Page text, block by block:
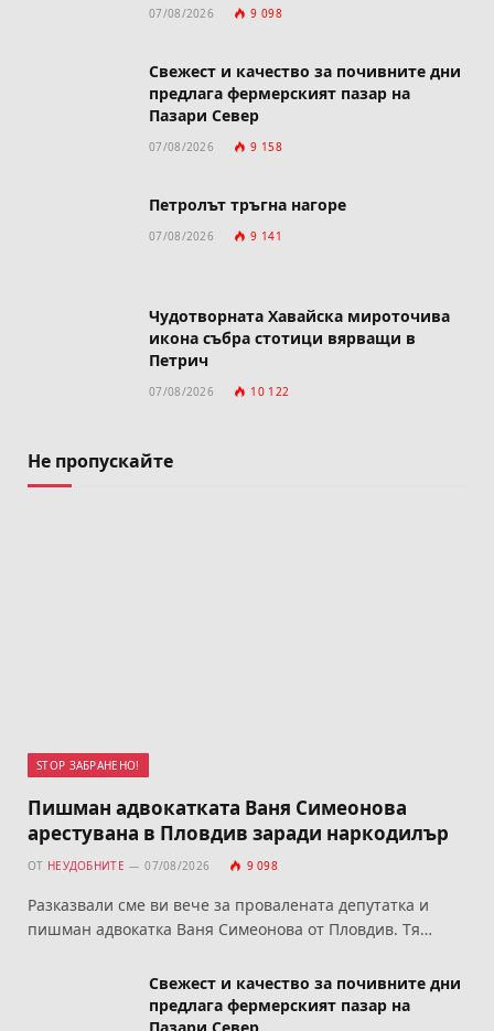
07/08/2026 9 098
Свежест и качество за почивните дни
предлага фермерският пазар на
Пазари Север
07/08/2026 9 158
Петролът тръгна нагоре
07/08/2026 9 141
Чудотворната Хавайска мироточива
икона събра стотици вярващи в
Петрич
07/08/2026 10 122
Не пропускайте
STOP ЗАБРАНЕНО!
Пишман адвокатката Ваня Симеонова
арестувана в Пловдив заради наркодилър
ОТ НЕУДОБНИТЕ 07/08/2026 9 098
Разказвали сме ви вече за провалената депутатка и
пишман адвокатка Ваня Симеонова от Пловдив. Тя…
Свежест и качество за почивните дни
предлага фермерският пазар на